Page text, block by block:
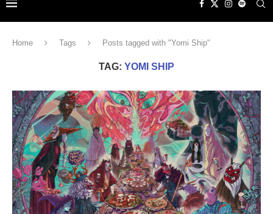
Home Tags Posts tagged with "Yomi Ship"
TAG: YOMI SHIP